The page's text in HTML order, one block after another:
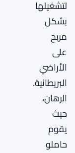
لتشغيلها
بشكل
مربح
على
الأراضي
البريطانية.
الرهان،
حيث
يقوم
حاملو